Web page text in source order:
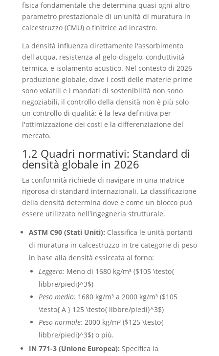
fisica fondamentale che determina quasi ogni altro
parametro prestazionale di un'unità di muratura in
calcestruzzo (CMU) o finitrice ad incastro.
La densità influenza direttamente l'assorbimento
dell'acqua, resistenza al gelo-disgelo, conduttività
termica, e isolamento acustico. Nel contesto di 2026
produzione globale, dove i costi delle materie prime
sono volatili e i mandati di sostenibilità non sono
negoziabili, il controllo della densità non è più solo
un controllo di qualità: è la leva definitiva per
l'ottimizzazione dei costi e la differenziazione del
mercato.
1.2 Quadri normativi: Standard di
densità globale in 2026
La conformità richiede di navigare in una matrice
rigorosa di standard internazionali. La classificazione
della densità determina dove e come un blocco può
essere utilizzato nell'ingegneria strutturale.
ASTM C90 (Stati Uniti): Classifica le unità portanti
di muratura in calcestruzzo in tre categorie di peso
in base alla densità essiccata al forno:
Leggero: Meno di 1680 kg/m³ ($105 \testo{
libbre/piedi}^3$)
Peso medio: 1680 kg/m³ a 2000 kg/m³ ($105
\testo{ A } 125 \testo{ libbre/piedi}^3$)
Peso normale: 2000 kg/m³ ($125 \testo{
libbre/piedi}^3$) o più.
IN 771-3 (Unione Europea): Specifica la